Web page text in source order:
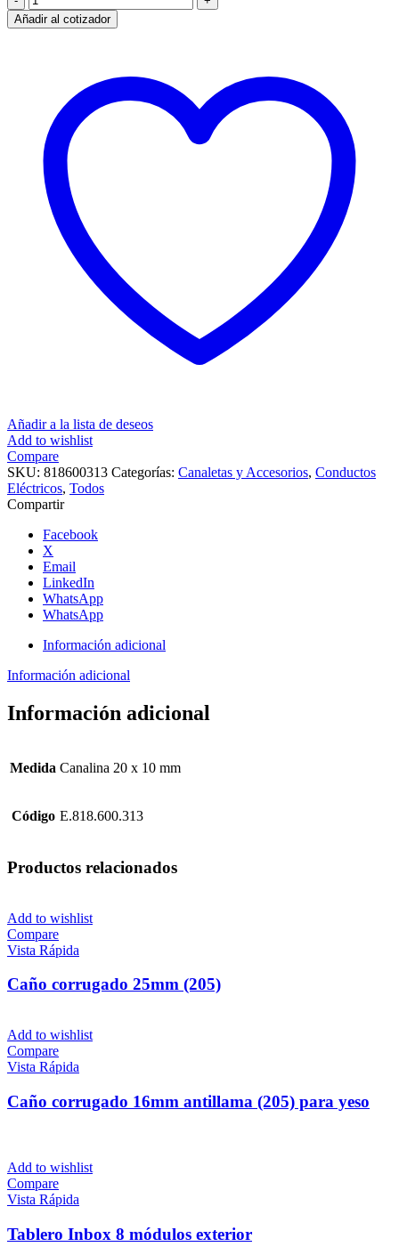
Unión
de
Añadir al cotizador
Añadir a la lista de deseos
Add to wishlist
Compare
SKU: 818600313 Categorías: Canaletas y Accesorios, Conductos
Eléctricos, Todos
Compartir
Facebook
X
Email
LinkedIn
WhatsApp
WhatsApp
Información adicional
Información adicional
Información adicional
Medida Canalina 20 x 10 mm
Código E.818.600.313
Productos relacionados
Add to wishlist
Compare
Vista Rápida
Caño corrugado 25mm (205)
Add to wishlist
Compare
Vista Rápida
Caño corrugado 16mm antillama (205) para yeso
Add to wishlist
Compare
Vista Rápida
Tablero Inbox 8 módulos exterior